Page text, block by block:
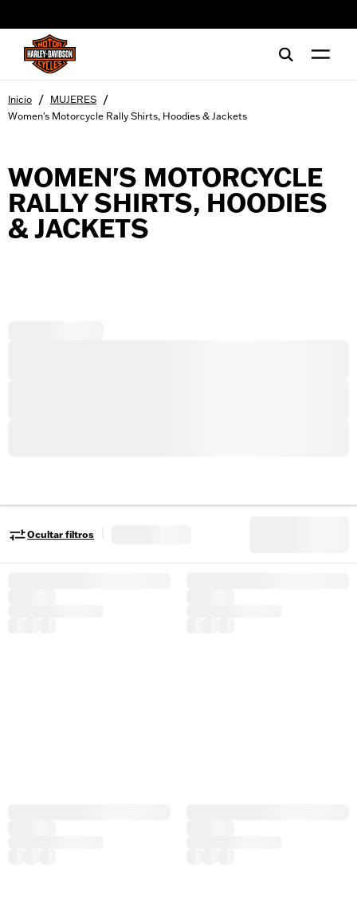
Inicio / MUJERES /
Women's Motorcycle Rally Shirts, Hoodies & Jackets
WOMEN'S MOTORCYCLE
RALLY SHIRTS, HOODIES
& JACKETS
Ocultar filtros